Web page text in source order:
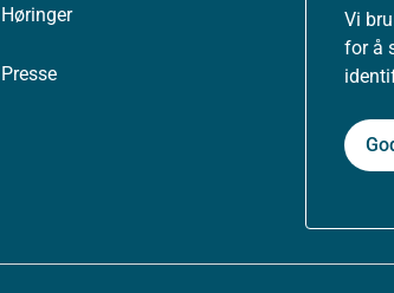
Vi
for å
Høringer
Presse